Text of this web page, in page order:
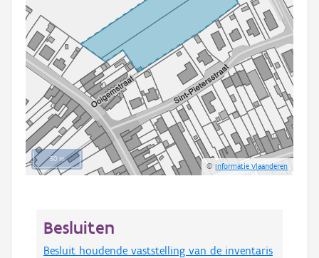
50 m
©Informatie Vlaanderen
Besluiten
Besluit houdende vaststelling van de inventaris